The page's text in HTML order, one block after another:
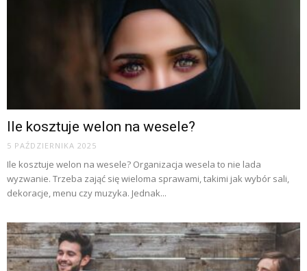
Ile kosztuje welon na wesele?
5 PAŹDZIERNIKA 2025
Ile kosztuje welon na wesele? Organizacja wesela to nie lada
wyzwanie. Trzeba zająć się wieloma sprawami, takimi jak wybór sali,
dekoracje, menu czy muzyka. Jednak...